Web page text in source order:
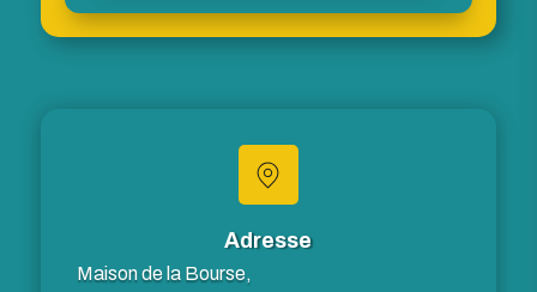
Adresse
Maison de la Bourse,